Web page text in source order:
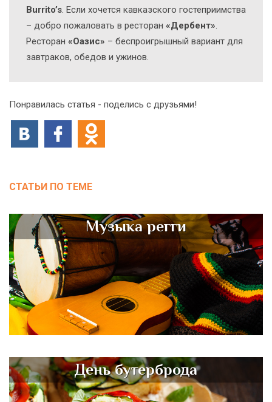
Burrito’s. Если хочется кавказского гостеприимства
– добро пожаловать в ресторан «Дербент».
Ресторан «Оазис» – беспроигрышный вариант для
завтраков, обедов и ужинов.
Понравилась статья - поделись с друзьями!
СТАТЬИ ПО ТЕМЕ
Музыка регги
День бутерброда